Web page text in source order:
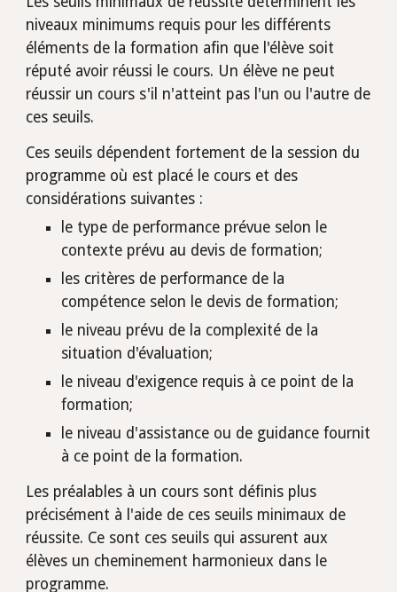
niveaux minimums requis pour les différents
éléments de la formation afin que l'élève soit
réputé avoir réussi le cours. Un élève ne peut
réussir un cours s'il n'atteint pas l'un ou l'autre de
ces seuils.
Ces seuils dépendent fortement de la session du
programme où est placé le cours et des
considérations suivantes :
le type de performance prévue selon le
contexte prévu au devis de formation;
les critères de performance de la
compétence selon le devis de formation;
le niveau prévu de la complexité de la
situation d'évaluation;
le niveau d'exigence requis à ce point de la
formation;
le niveau d'assistance ou de guidance fournit
à ce point de la formation.
Les préalables à un cours sont définis plus
précisément à l'aide de ces seuils minimaux de
réussite. Ce sont ces seuils qui assurent aux
élèves un cheminement harmonieux dans le
programme.